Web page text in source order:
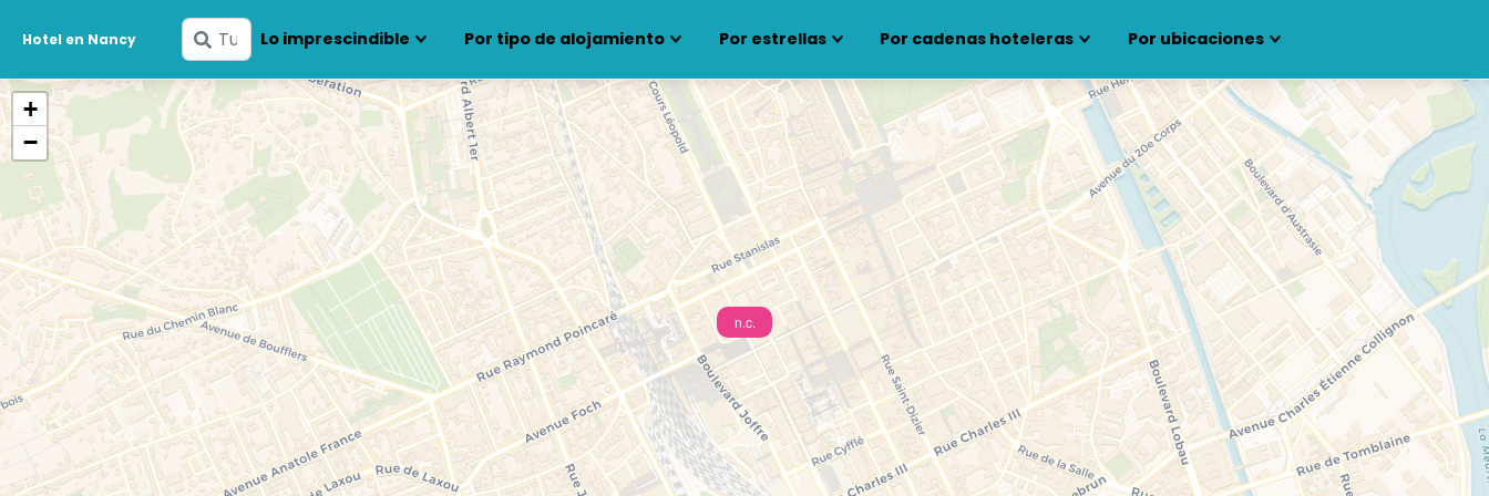
Hotel en Nancy
Ingresa
tus
fechas
Lo imprescindible Por tipo de alojamiento Por estrellas Por cadenas hoteleras Por ubicaciones
n.c.
+
−